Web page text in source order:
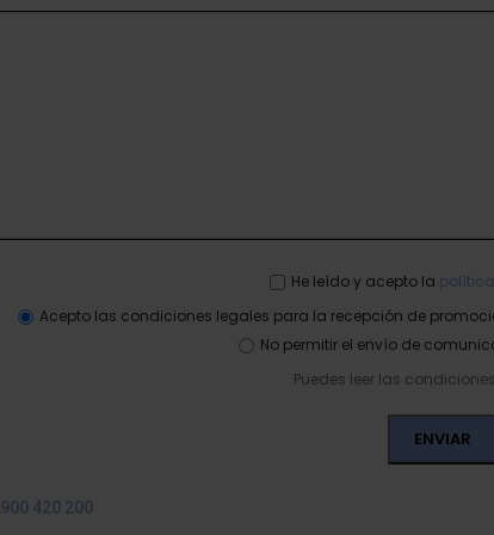
He leído y acepto la
Acepto las condiciones legales para la recepción de
No permitir el envío de
Puedes leer las
900 420 200